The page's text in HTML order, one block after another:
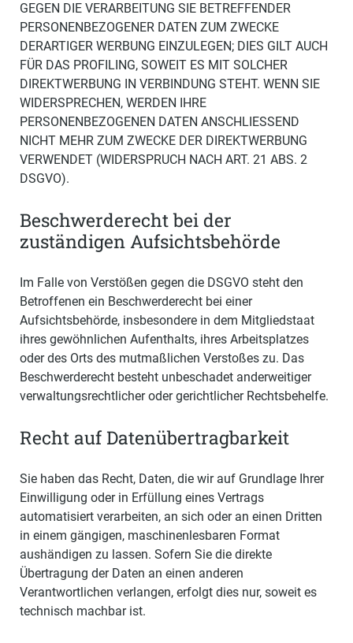
GEGEN DIE VERARBEITUNG SIE BETREFFENDER
PERSONENBEZOGENER DATEN ZUM ZWECKE
DERARTIGER WERBUNG EINZULEGEN; DIES GILT AUCH
FÜR DAS PROFILING, SOWEIT ES MIT SOLCHER
DIREKTWERBUNG IN VERBINDUNG STEHT. WENN SIE
WIDERSPRECHEN, WERDEN IHRE
PERSONENBEZOGENEN DATEN ANSCHLIESSEND
NICHT MEHR ZUM ZWECKE DER DIREKTWERBUNG
VERWENDET (WIDERSPRUCH NACH ART. 21 ABS. 2
DSGVO).
Beschwerde­recht bei der
zuständigen Aufsichts­behörde
Im Falle von Verstößen gegen die DSGVO steht den
Betroffenen ein Beschwerderecht bei einer
Aufsichtsbehörde, insbesondere in dem Mitgliedstaat
ihres gewöhnlichen Aufenthalts, ihres Arbeitsplatzes
oder des Orts des mutmaßlichen Verstoßes zu. Das
Beschwerderecht besteht unbeschadet anderweitiger
verwaltungsrechtlicher oder gerichtlicher Rechtsbehelfe.
Recht auf Daten­übertrag­barkeit
Sie haben das Recht, Daten, die wir auf Grundlage Ihrer
Einwilligung oder in Erfüllung eines Vertrags
automatisiert verarbeiten, an sich oder an einen Dritten
in einem gängigen, maschinenlesbaren Format
aushändigen zu lassen. Sofern Sie die direkte
Übertragung der Daten an einen anderen
Verantwortlichen verlangen, erfolgt dies nur, soweit es
technisch machbar ist.